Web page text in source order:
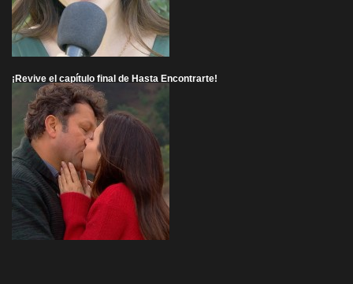
¡Revive el capítulo final de Hasta Encontrarte!